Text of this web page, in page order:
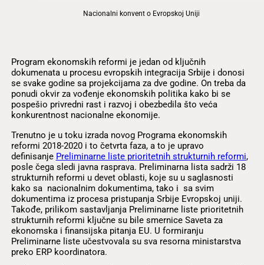
Nacionalni konvent o Evropskoj Uniji
Program ekonomskih reformi je jedan od ključnih
dokumenata u procesu evropskih integracija Srbije i donosi
se svake godine sa projekcijama za dve godine. On treba da
ponudi okvir za vođenje ekonomskih politika kako bi se
pospešio privredni rast i razvoj i obezbedila što veća
konkurentnost nacionalne ekonomije.
Trenutno je u toku izrada novog Programa ekonomskih
reformi 2018-2020 i to četvrta faza, a to je upravo
definisanje Preliminarne liste prioritetnih strukturnih reformi,
posle čega sledi javna rasprava. Preliminarna lista sadrži 18
strukturnih reformi u devet oblasti, koje su u saglasnosti
kako sa nacionalnim dokumentima, tako i sa svim
dokumentima iz procesa pristupanja Srbije Evropskoj uniji.
Takođe, prilikom sastavljanja Preliminarne liste prioritetnih
strukturnih reformi ključne su bile smernice Saveta za
ekonomska i finansijska pitanja EU. U formiranju
Preliminarne liste učestvovala su sva resorna ministarstva
preko ERP koordinatora.